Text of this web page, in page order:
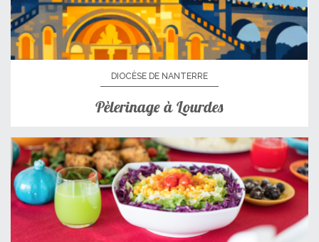
DIOCÈSE DE NANTERRE
Pèlerinage à Lourdes